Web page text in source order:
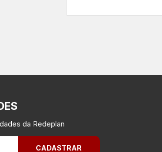
da Redeplan
CADASTRAR